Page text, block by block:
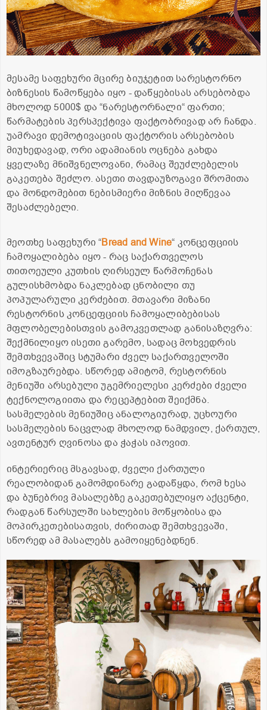
მესამე საფეხური მცირე ბიუჯეტით სარესტორნო
ბიზნესის წამოწყება იყო - დაწყებისას არსებობდა
მხოლოდ 5000$ და “ნარესტორნალი“ ფართი;
წარმატების პერსპექტივა ფაქტობრივად არ ჩანდა.
უამრავი დემოტივაციის ფაქტორის არსებობის
მიუხედავად, ორი ადამიანის ოცნება გახდა
ყველაზე მნიშვნელოვანი, რამაც შეუძლებელის
გაკეთება შეძლო. ასეთი თავდაუზოგავი შრომითა
და მონდომებით ნებისმიერი მიზნის მიღწევაა
შესაძლებელი.
მეოთხე საფეხური “Bread and Wine“ კონცეფციის
ჩამოყალიბება იყო - რაც საქართველოს
თითოეული კუთხის ღირსეულ წარმოჩენას
გულისხმობდა ნაკლებად ცნობილი თუ
პოპულარული კერძებით. მთავარი მიზანი
რესტორნის კონცეფციის ჩამოყალიბებისას
მფლობელებისთვის გამოკვეთლად განისაზღვრა:
შექმნილიყო ისეთი გარემო, სადაც მოხვედრის
შემთხვევაშიც სტუმარი ძველ საქართველოში
იმოგზაურებდა. სწორედ ამიტომ, რესტორნის
მენიუში არსებული უგემრიელესი კერძები ძველი
ტექნოლოგიითა და რეცეპტებით შეიქმნა.
სასმელების მენიუშიც ანალოგიურად, უცხოური
სასმელების ნაცვლად მხოლოდ ნამდვილ, ქართულ,
ავთენტურ ღვინოსა და ჭაჭას იპოვით.
ინტერიერიც მსგავსად, ძველი ქართული
რეალობიდან გამომდინარე გადაწყდა, რომ ხესა
და ბუნებრივ მასალებზე გაკეთებულიყო აქცენტი,
რადგან წარსულში სახლების მოწყობისა და
მოპირკეთებისათვის, ძირითად შემთხვევაში,
სწორედ ამ მასალებს გამოიყენებდნენ.